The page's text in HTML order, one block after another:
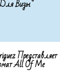
Визы
Представляет
All Of Me